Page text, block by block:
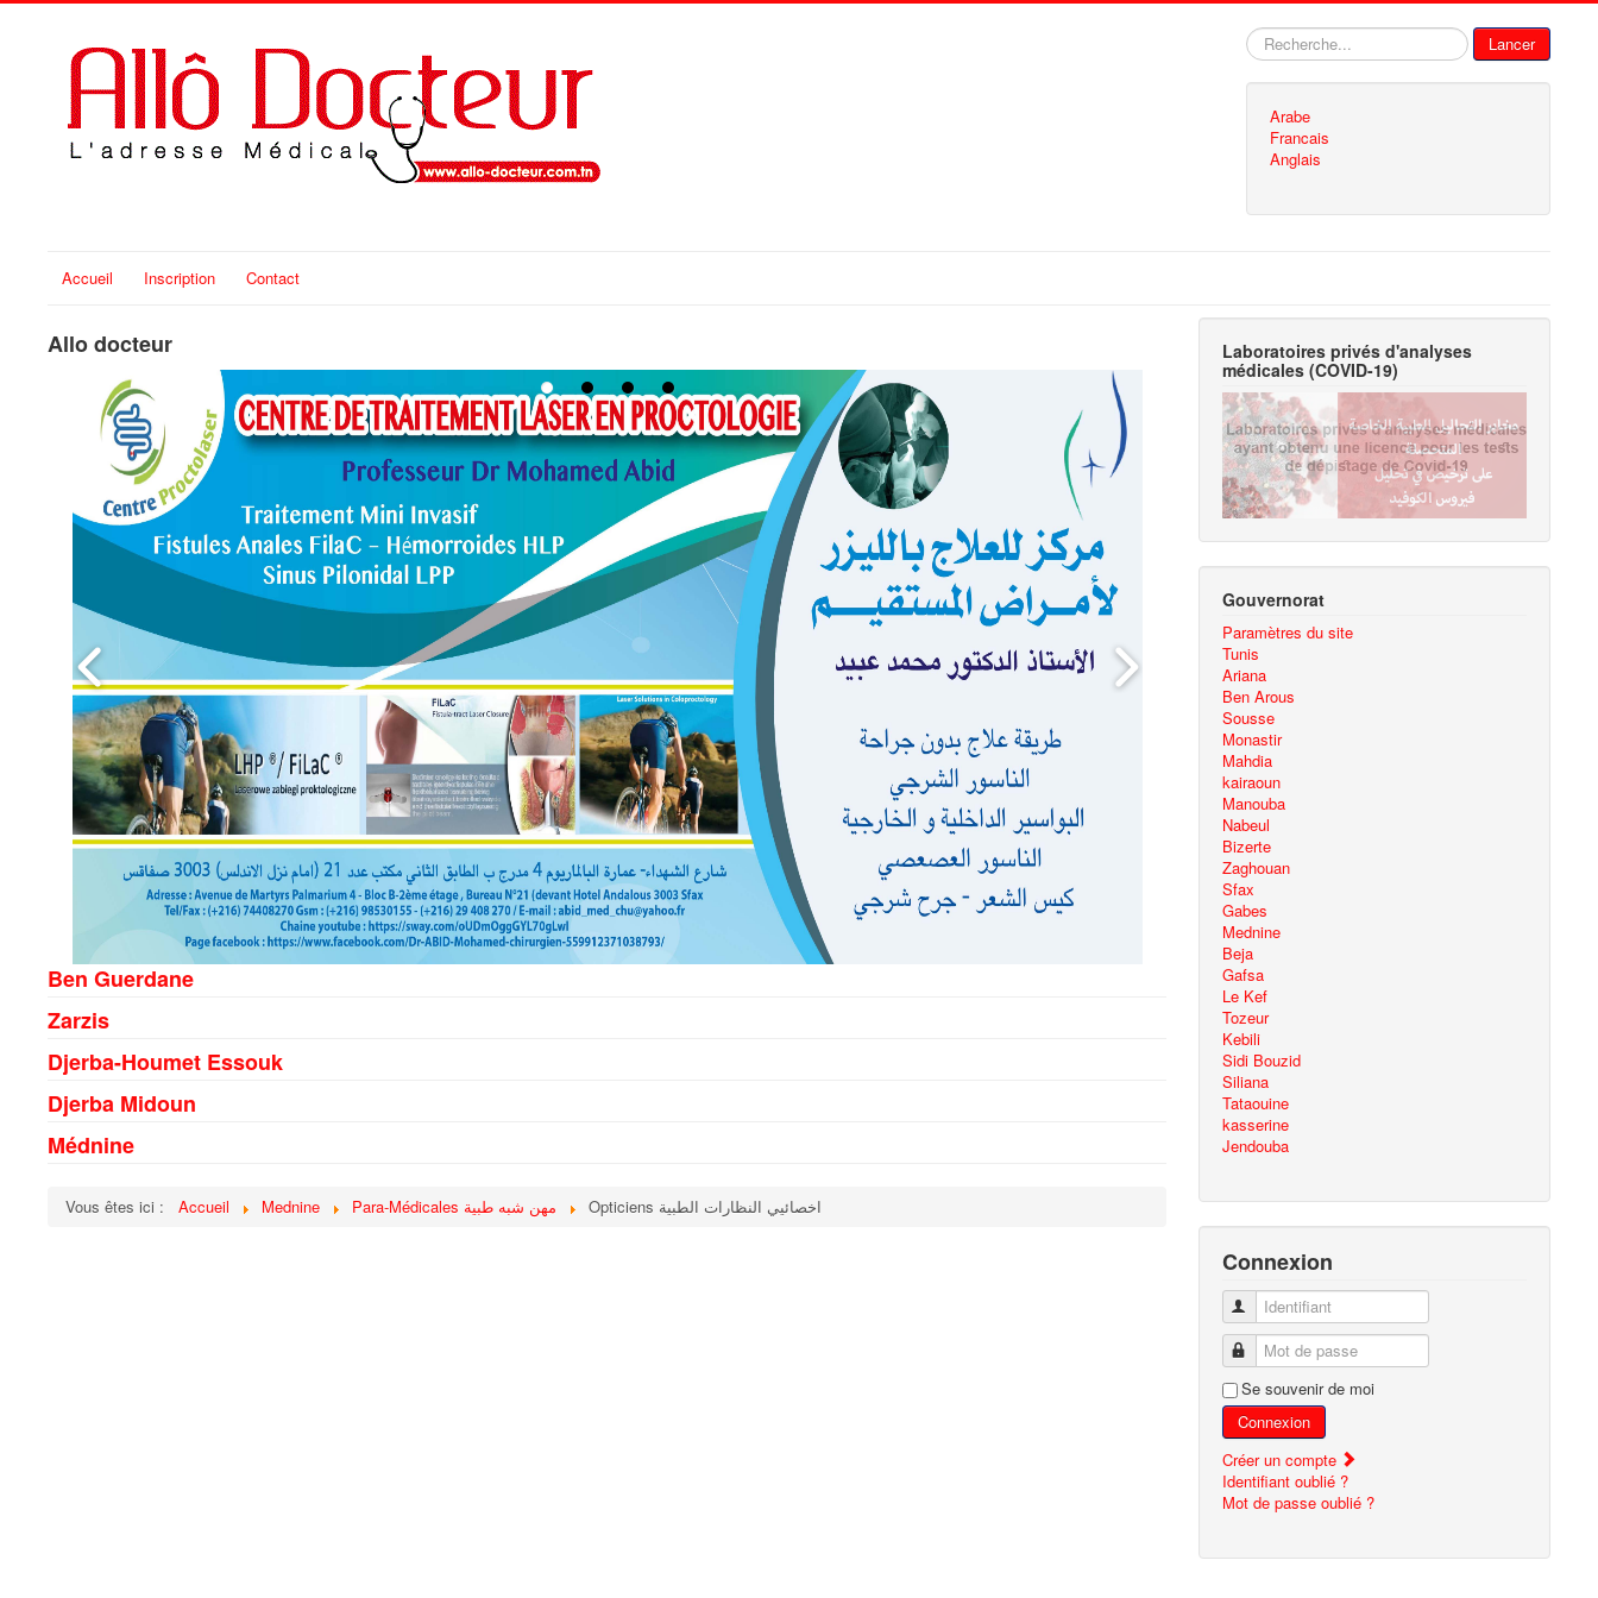
Rechercher Lancer
Arabe
Francais
Anglais
Accueil Inscription Contact
Allo docteur
Ben Guerdane
Zarzis
Djerba-Houmet Essouk
Djerba Midoun
Médnine
Vous êtes ici : Accueil Mednine Para-Médicales مهن شبه طبية Opticiens اخصائيي النظارات الطبية
Laboratoires privés d'analyses
médicales (COVID-19)
Gouvernorat
Paramètres du site
Tunis
Ariana
Ben Arous
Sousse
Monastir
Mahdia
kairaoun
Manouba
Nabeul
Bizerte
Zaghouan
Sfax
Gabes
Mednine
Beja
Gafsa
Le Kef
Tozeur
Kebili
Sidi Bouzid
Siliana
Tataouine
kasserine
Jendouba
Connexion
Identifiant
Mot de passe
Se souvenir de moi
Connexion
Créer un compte
Identifiant oublié ?
Mot de passe oublié ?